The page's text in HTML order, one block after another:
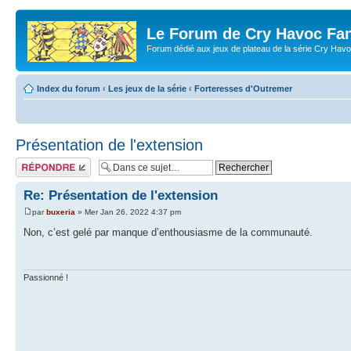
Le Forum de Cry Havoc
Forum dédié aux jeux de plateau de la série Cry
Index du forum ‹ Les jeux de la série ‹ Forteresses d'Outremer
Présentation de l'extension
Répondre
Re: Présentation de l'extension
parbuxeria » Mer Jan 26, 2022 4:37 pm
Non, c’est gelé par manque d’enthousiasme de la communauté.
Passionné !